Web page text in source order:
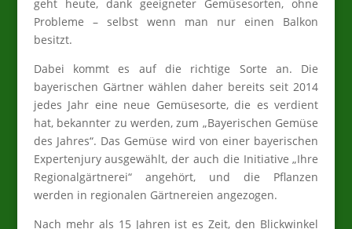
geht heute, dank geeigneter Gemüsesorten, ohne
Probleme – selbst wenn man nur einen Balkon
besitzt.
Dabei kommt es auf die richtige Sorte an. Die
bayerischen Gärtner wählen daher bereits seit 2014
jedes Jahr eine neue Gemüsesorte, die es verdient
hat, bekannter zu werden, zum „Bayerischen Gemüse
des Jahres“. Das Gemüse wird von einer bayerischen
Expertenjury ausgewählt, der auch die Initiative „Ihre
Regionalgärtnerei“ angehört, und die Pflanzen
werden in regionalen Gärtnereien angezogen.
Nach mehr als 15 Jahren ist es Zeit, den Blickwinkel